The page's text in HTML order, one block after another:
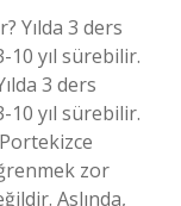
Yılda 3 ders
10 yıl sürebilir.
3 ders
10 yıl sürebilir.
zor
Aslında,